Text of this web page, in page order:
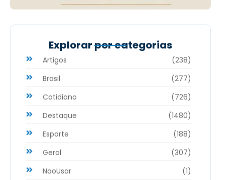
Explorar por categorias
Artigos
(238)
Brasil
(277)
Cotidiano
(726)
Destaque
(1480)
Esporte
(188)
Geral
(307)
NaoUsar
(1)